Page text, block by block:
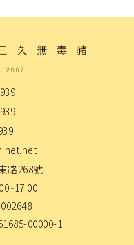
路268號
00000-1